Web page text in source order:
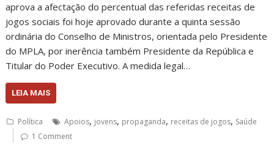
aprova a afectação do percentual das referidas receitas de
jogos sociais foi hoje aprovado durante a quinta sessão
ordinária do Conselho de Ministros, orientada pelo Presidente
do MPLA, por inerência também Presidente da República e
Titular do Poder Executivo. A medida legal…
LEIA MAIS
Política Apoios, jovens, propaganda, receitas de jogos, Saúde
1 Comment